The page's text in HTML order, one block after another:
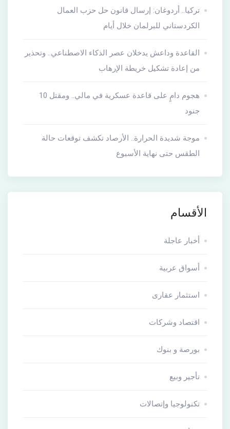
تركيا.. أردوغان: إرسال قانون حل حزب العمال
الكردستاني للبرلمان خلال أيام
القاعدة وداعش يدخلان عصر الذكاء الاصطناعي.. وتحذير
من إعادة تشكيل خريطة الإرهاب
هجوم دامٍ على قاعدة عسكرية في مالي.. ومقتل 10
جنود
موجة شديدة الحرارة.. الأرصاد تكشف توقعات حالة
الطقس حتى نهاية الأسبوع
الأقسام
أخبار عاجلة
أسواق عربية
استثمار عقارى
اقتصاد وشركات
بورصة و بنوك
تأجير وبيع
تكنولوجيا وإتصالات